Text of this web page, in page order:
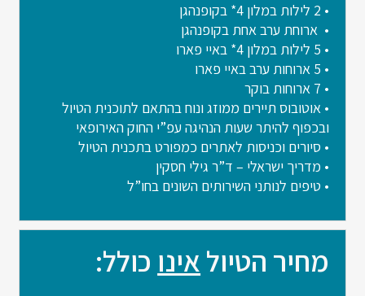
• 2 לילות במלון 4* בקופנהגן
• ארוחת ערב אחת בקופנהגן
• 5 לילות במלון 4* באיי פארו
• 5 ארוחות ערב באיי פארו
• 7 ארוחות בוקר
• אוטובוס תיירים ממוזג ונוח בהתאם לתוכנית הטיול
ובכפוף להיתר שעות הנהיגה עפ”י החוק האירופאי
• סיורים וכניסות לאתרים כמפורט בתכנית הטיול
• מדריך ישראלי – ד”ר גילי חסקין
• טיפים לנותני השירותים השונים בחו”ל
מחיר הטיולאינו כולל: